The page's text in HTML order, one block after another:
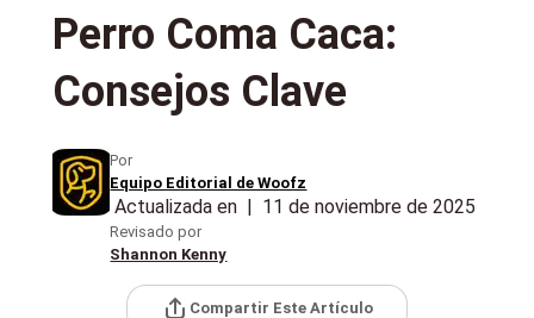
Perro Coma Caca:
Consejos Clave
Por
Equipo Editorial de Woofz
Actualizada en | 11 de noviembre de 2025
Revisado por
Shannon Kenny
Compartir Este Artículo